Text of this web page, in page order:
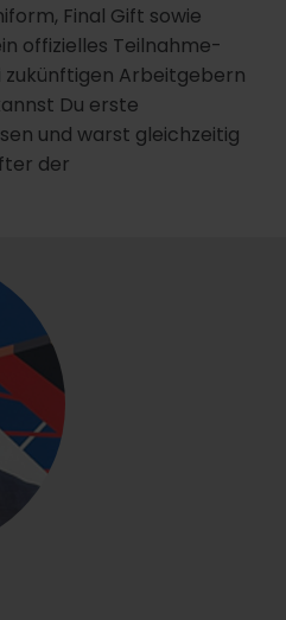
Final Gift sowie
offizielles Teilnahme-
zukünftigen Arbeitgebern
Du erste
und warst gleichzeitig
der